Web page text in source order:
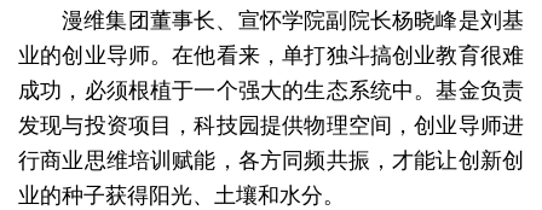
漫维集团董事长、宣怀学院副院长杨晓峰是刘基
业的创业导师。在他看来，单打独斗搞创业教育很难
成功，必须根植于一个强大的生态系统中。基金负责
发现与投资项目，科技园提供物理空间，创业导师进
行商业思维培训赋能，各方同频共振，才能让创新创
业的种子获得阳光、土壤和水分。